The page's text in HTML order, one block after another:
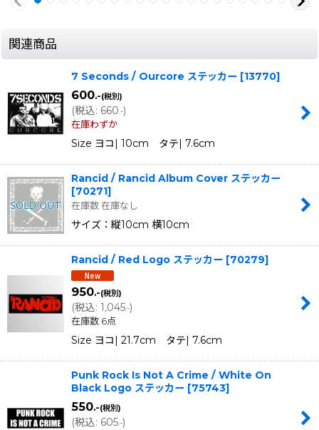
関連商品
7 Seconds / Ourcore ステッカー [13770]
600.-(税別)
(税込: 660.-)
在庫わずか
Size ヨコ| 10cm タテ| 7.6cm
Rancid / Rancid Album Cover ステッカー
[70271]
在庫数 在庫なし
サイズ：縦10cm 横10cm
Rancid / Red Logo ステッカー [70279]
950.-(税別)
(税込: 1,045.-)
在庫数 6点
Size ヨコ| 21.7cm タテ| 7.6cm
Punk Rock Is Not A Crime / White On
Black Logo ステッカー [75743]
550.-(税別)
(税込: 605.-)